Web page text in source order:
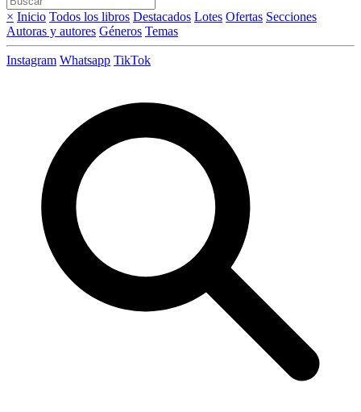
× Inicio Todos los libros Destacados Lotes Ofertas Secciones
Autoras y autores Géneros Temas
Instagram Whatsapp TikTok